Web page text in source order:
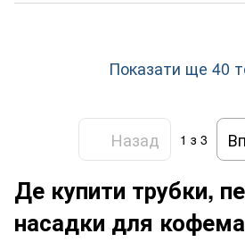
Показати ще 40
Назад 1 з 3
Де купити трубки,
насадки для